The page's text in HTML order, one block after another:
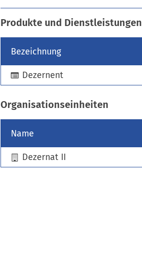
Produkte und Dienstleistungen
Bezeichnung
Dezernent
Organisationseinheiten
Name
Dezernat II